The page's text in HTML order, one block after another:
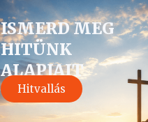
ISMERD MEG
HITÜNK
ALAPJAIT
Hitvallás